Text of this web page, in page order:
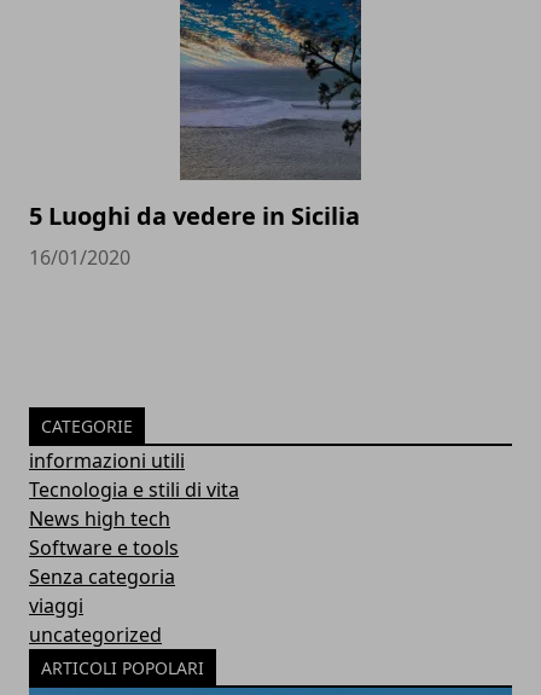
5 Luoghi da vedere in Sicilia
16/01/2020
CATEGORIE
informazioni utili
Tecnologia e stili di vita
News high tech
Software e tools
Senza categoria
viaggi
uncategorized
ARTICOLI POPOLARI